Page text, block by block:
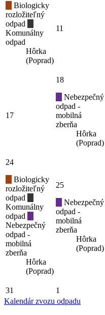
Biologicky
rozložiteľný
odpad
Komunálny
odpad
Hôrka
(Poprad)
11
17
18
Nebezpečný
odpad -
mobilná
zberňa
Hôrka
(Poprad)
24
Biologicky
rozložiteľný
odpad
Komunálny
odpad
Nebezpečný
odpad -
mobilná
zberňa
Hôrka
(Poprad)
25
Nebezpečný
odpad -
mobilná
zberňa
Hôrka
(Poprad)
31 1
Kalendár zvozu odpadu